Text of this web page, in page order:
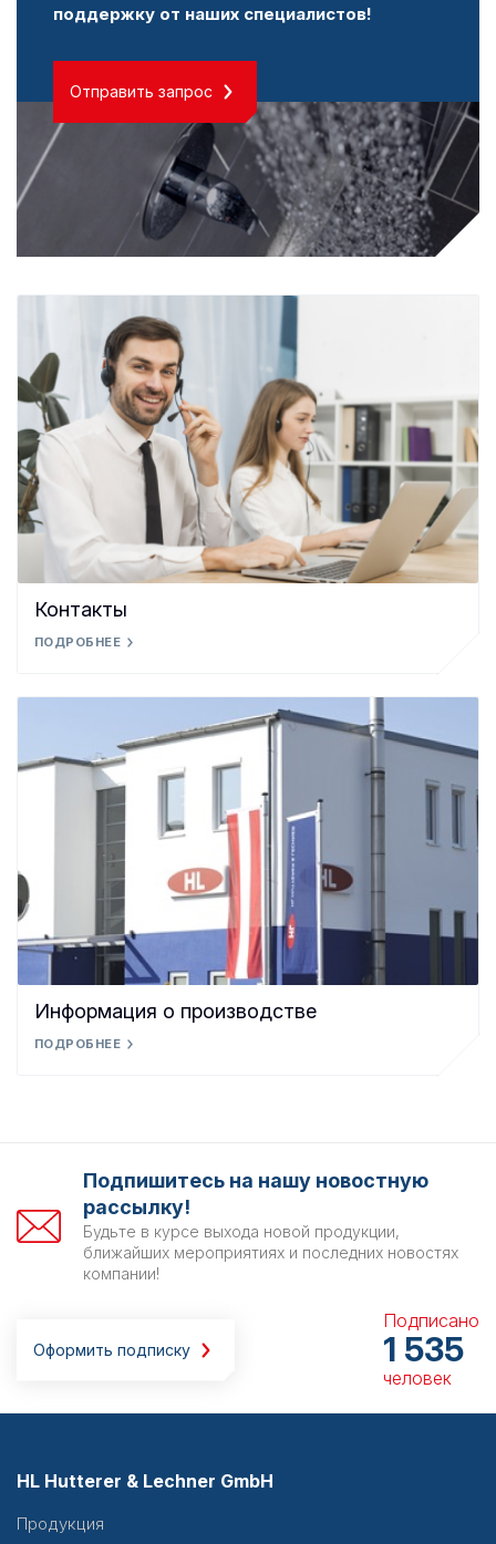
поддержку от наших специалистов!
Отправить запрос
Контакты
ПОДРОБНЕЕ
Информация о производстве
ПОДРОБНЕЕ
Подпишитесь на нашу новостную
рассылку!
Будьте в курсе выхода новой продукции,
ближайших мероприятиях и последних новостях
компании!
Оформить подписку
Подписано
1 535
человек
HL Hutterer & Lechner GmbH
Продукция